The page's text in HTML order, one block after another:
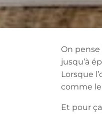
On
jusqu’à
Lorsque
comme le
Et pour